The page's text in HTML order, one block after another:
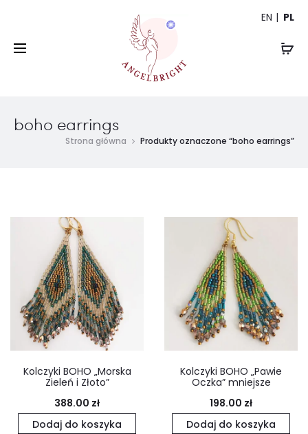
EN PL
boho earrings
Strona główna Produkty oznaczone “boho earrings”
Kolczyki BOHO „Morska
Zieleń i Złoto”
388.00 zł
Dodaj do koszyka
Kolczyki BOHO „Pawie
Oczka” mniejsze
198.00 zł
Dodaj do koszyka